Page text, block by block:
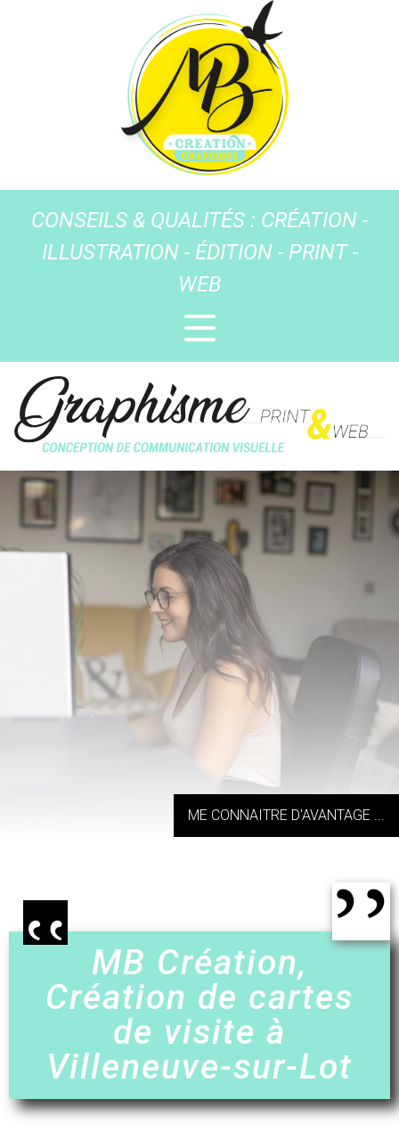
CONSEILS & QUALITÉS : CRÉATION -
ILLUSTRATION - ÉDITION - PRINT -
WEB
ME CONNAITRE D'AVANTAGE ...
MB Création,
Création de cartes
de visite à
Villeneuve-sur-Lot